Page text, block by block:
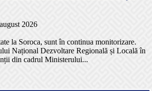
2026
la Soroca, sunt în continua monitorizare.
Național Dezvoltare Regională și Locală în
din cadrul Ministerului...